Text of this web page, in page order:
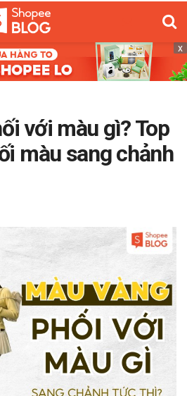
x
với màu gì? Top
màu sang chảnh